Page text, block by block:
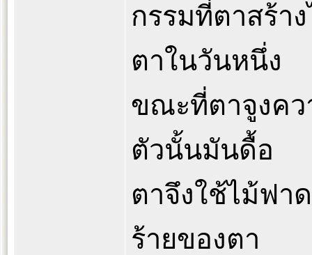
กรรมที่ตาสร้า
ตาในวันหนึ่ง
ขณะที่ตาจูงคว
ตัวนั้นมันดื้อ
ตาจึงใช้ไม้ฟา
ร้ายของตา